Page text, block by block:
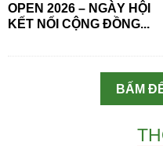
OPEN 2026 – NGÀY HỘI
KẾT NỐI CỘNG ĐỒNG...
BẤM